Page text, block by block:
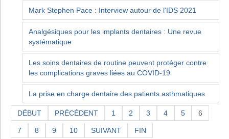
Mark Stephen Pace : Interview autour de l'IDS 2021
Analgésiques pour les implants dentaires : Une revue
systématique
Les soins dentaires de routine peuvent protéger contre
les complications graves liées au COVID-19
La prise en charge dentaire des patients asthmatiques
DÉBUT PRÉCÉDENT 1 2 3 4 5 6
7 8 9 10 SUIVANT FIN